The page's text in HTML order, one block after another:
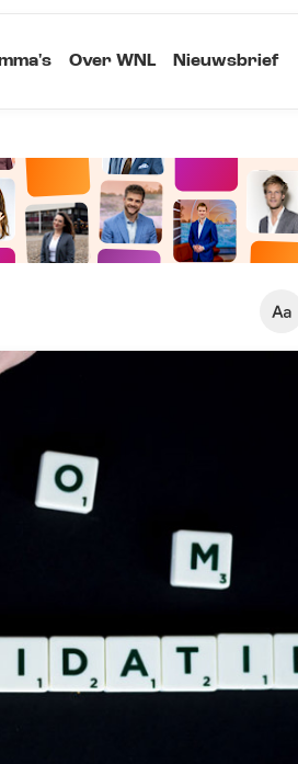
Over WNL Nieuwsbrief